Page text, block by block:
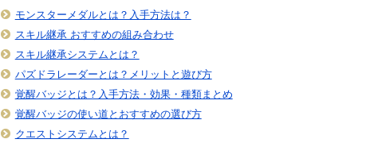
モンスターメダルとは？入手方法は？
スキル継承 おすすめの組み合わせ
スキル継承システムとは？
パズドラレーダーとは？メリットと遊び方
覚醒バッジとは？入手方法・効果・種類まとめ
覚醒バッジの使い道とおすすめの選び方
クエストシステムとは？